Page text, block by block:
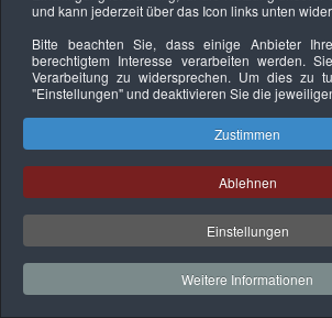
Datenschutzerklärung Urheberrechtsnachweise
Copyright © 2026. Bundesverband
Sachverständiger und Fachgutachter
und kann jederzeit über das Icon links unten
Bitte beachten Sie, dass einige Anbieter
berechtigtem Interesse verarbeiten werden.
Verarbeitung zu widersprechen. Um dies zu
"Einstellungen"und deaktivieren Sie die
Zustimmen
Ablehnen
Einstellungen
Weitere Informationen